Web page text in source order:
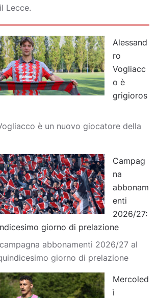
Lecce.
Alessand
ro
Vogliacc
o è
grigioros
è un nuovo giocatore della
Campag
na
abbonam
enti
2026/27:
giorno di prelazione
abbonamenti 2026/27 al
giorno di prelazione
Mercoled
ì